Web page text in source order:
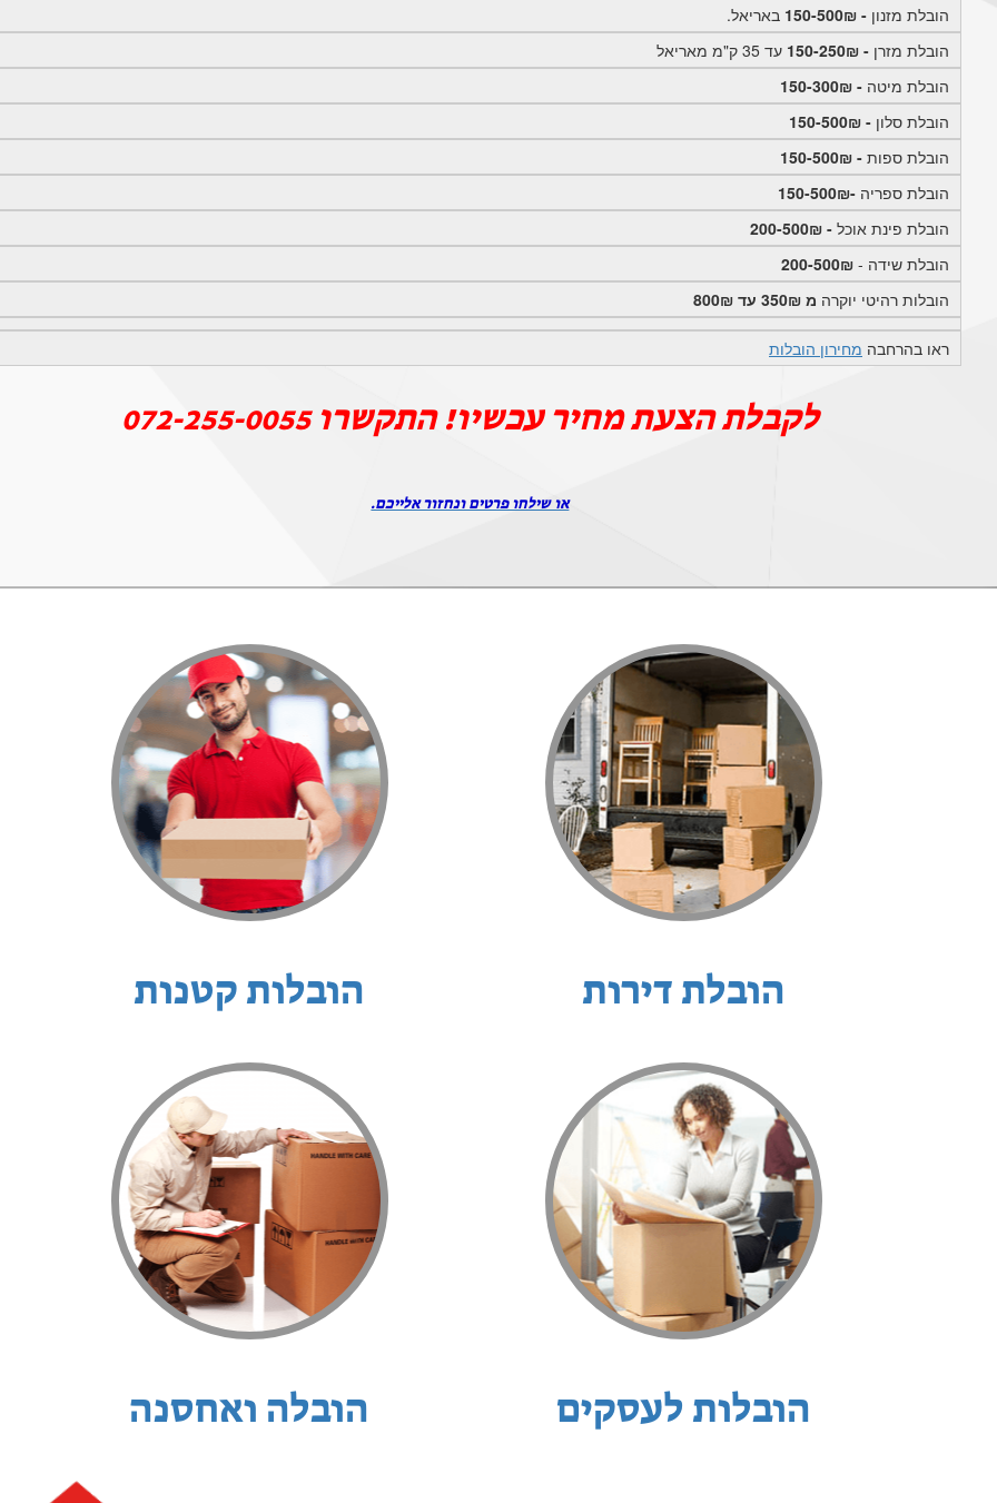
הובלת מזנון - 150-500₪
באריאל.
הובלת מזרן - 150-250₪
עד 35 ק"מ מאריאל
הובלת מיטה - 150-300₪
הובלת סלון - 150-500₪
הובלת ספות - 150-500₪
הובלת ספריה -150-500₪
הובלת פינת אוכל - 200-500₪
הובלת שידה - 200-500₪
הובלות רהיטי יוקרה מ 350₪ עד 800₪
ראו בהרחבה מחירון הובלות
לקבלת הצעת מחיר עכשיו! התקשרו072-255-0055
או שילחו פרטים ונחזור אלייכם.
הובלות קטנות הובלת דירות
הובלה ואחסנה הובלות לעסקים